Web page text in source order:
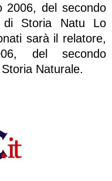
2006, del secondo
di Storia Natu Lo
sarà il relatore,
del secondo
Naturale.